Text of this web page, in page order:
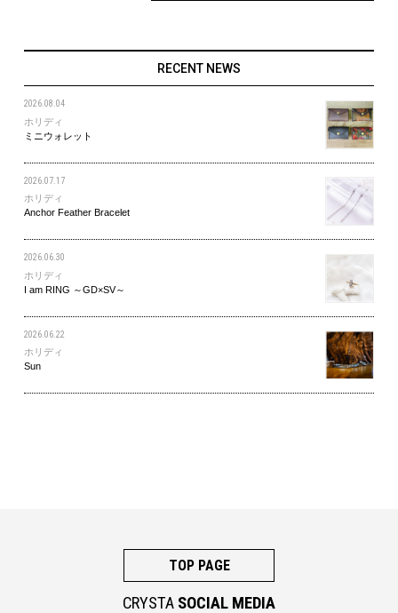
RECENT NEWS
2026.08.04
ホリディ
ミニウォレット
2026.07.17
ホリディ
Anchor Feather Bracelet
2026.06.30
ホリディ
I am RING ～GD×SV～
2026.06.22
ホリディ
Sun
TOP PAGE
CRYSTA SOCIAL MEDIA